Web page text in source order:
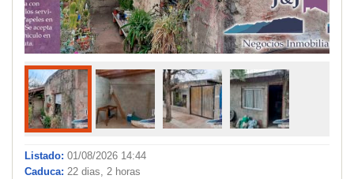
Listado: 01/08/2026 14:44
Caduca: 22 dias, 2 horas